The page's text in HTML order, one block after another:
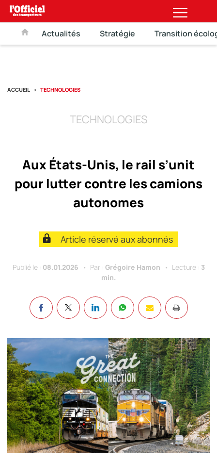
Actualités Stratégie Transition
ACCUEIL TECHNOLOGIES
TECHNOLOGIES
Aux États-Unis, le rail s’unit
pour lutter contre les camions
autonomes
Article réservé aux abonnés
Publié le : 08.01.2026 Par : Grégoire Hamon Lecture : 3
min.